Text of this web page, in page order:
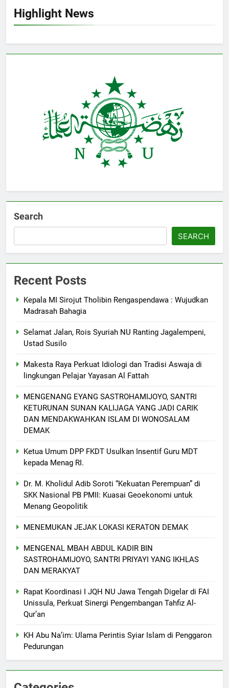
Highlight News
Search
SEARCH
Recent Posts
Kepala MI Sirojut Tholibin Rengaspendawa : Wujudkan
Madrasah Bahagia
Selamat Jalan, Rois Syuriah NU Ranting Jagalempeni,
Ustad Susilo
Makesta Raya Perkuat Idiologi dan Tradisi Aswaja di
lingkungan Pelajar Yayasan Al Fattah
MENGENANG EYANG SASTROHAMIJOYO, SANTRI
KETURUNAN SUNAN KALIJAGA YANG JADI CARIK
DAN MENDAKWAHKAN ISLAM DI WONOSALAM
DEMAK
Ketua Umum DPP FKDT Usulkan Insentif Guru MDT
kepada Menag RI.
Dr. M. Kholidul Adib Soroti “Kekuatan Perempuan” di
SKK Nasional PB PMII: Kuasai Geoekonomi untuk
Menang Geopolitik
MENEMUKAN JEJAK LOKASI KERATON DEMAK
MENGENAL MBAH ABDUL KADIR BIN
SASTROHAMIJOYO, SANTRI PRIYAYI YANG IKHLAS
DAN MERAKYAT
Rapat Koordinasi I JQH NU Jawa Tengah Digelar di FAI
Unissula, Perkuat Sinergi Pengembangan Tahfiz Al-
Qur’an
KH Abu Na’im: Ulama Perintis Syiar Islam di Penggaron
Pedurungan